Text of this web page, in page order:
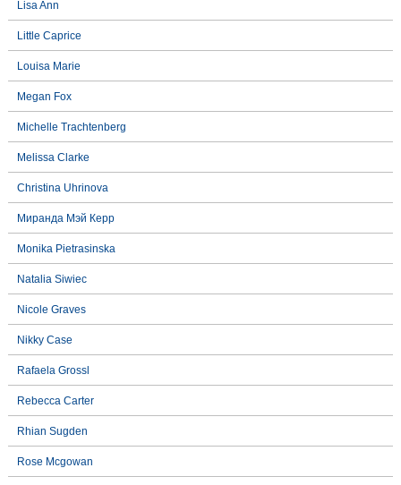
Lisa Ann
Little Caprice
Louisa Marie
Megan Fox
Michelle Trachtenberg
Melissa Clarke
Christina Uhrinova
Миранда Мэй Керр
Monika Pietrasinska
Natalia Siwiec
Nicole Graves
Nikky Case
Rafaela Grossl
Rebecca Carter
Rhian Sugden
Rose Mcgowan